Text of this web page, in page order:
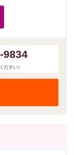
9834
ださい）